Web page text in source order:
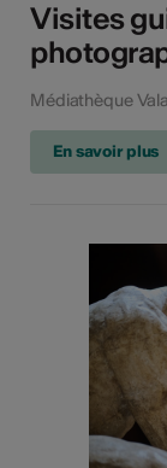
Visites
Médiathèque
En savoir plus